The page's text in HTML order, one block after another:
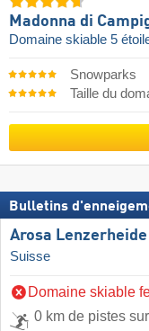
Madonna di
Domaine skiable 5
Snowparks
Taille du
Bulletins
Arosa Lenzerheide
Suisse
Domaine skiable
0 km de pistes